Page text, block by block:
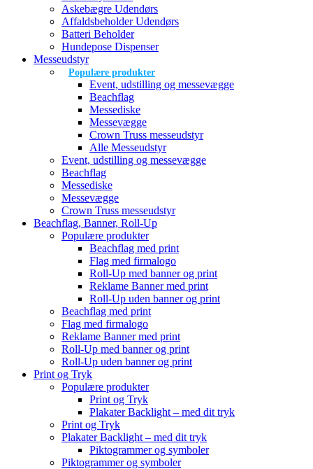
Askebægre Udendørs
Affaldsbeholder Udendørs
Batteri Beholder
Hundepose Dispenser
Messeudstyr
Populære produkter
Event, udstilling og messevægge
Beachflag
Messediske
Messevægge
Crown Truss messeudstyr
Alle Messeudstyr
Event, udstilling og messevægge
Beachflag
Messediske
Messevægge
Crown Truss messeudstyr
Beachflag, Banner, Roll-Up
Populære produkter
Beachflag med print
Flag med firmalogo
Roll-Up med banner og print
Reklame Banner med print
Roll-Up uden banner og print
Beachflag med print
Flag med firmalogo
Reklame Banner med print
Roll-Up med banner og print
Roll-Up uden banner og print
Print og Tryk
Populære produkter
Print og Tryk
Plakater Backlight – med dit tryk
Print og Tryk
Plakater Backlight – med dit tryk
Piktogrammer og symboler
Piktogrammer og symboler